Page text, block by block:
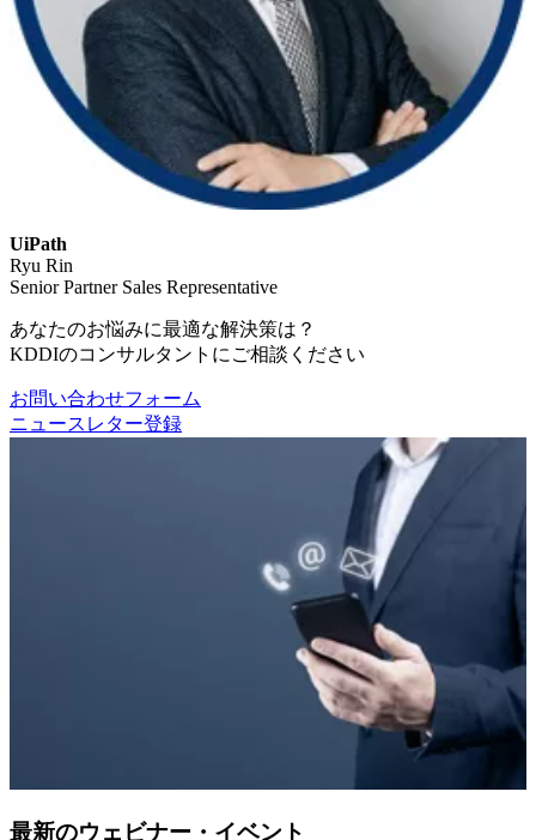
UiPath
Ryu Rin
Senior Partner Sales Representative
あなたのお悩みに最適な解決策は？
KDDIのコンサルタントにご相談ください
お問い合わせフォーム
ニュースレター登録
最新のウェビナー・イベント